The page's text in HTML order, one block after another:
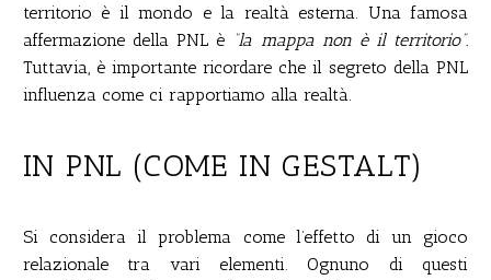
territorio è il mondo e la realtà esterna. Una famosa
affermazione della PNL è “la mappa non è il territorio”.
Tuttavia, è importante ricordare che il segreto della PNL
influenza come ci rapportiamo alla realtà.
IN PNL (COME IN GESTALT)
Si considera il problema come l’effetto di un gioco
relazionale tra vari elementi. Ognuno di questi